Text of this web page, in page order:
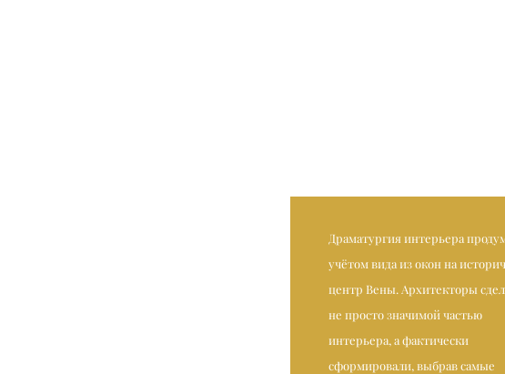
Драматургия интерьера
учётом вида из окон на
центр Вены. Архитекторы
не просто значимой частью
интерьера, а фактически
сформировали, выбрав самые